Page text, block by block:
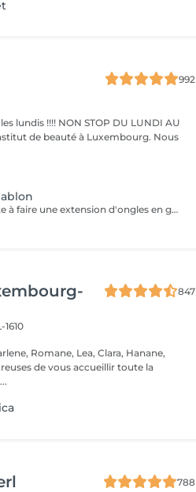
992
lundis !!!! NON STOP DU LUNDI AU
La pose de chablons consiste à faire une extension d'ongles en gel, sans avoir recours aux capsules. Prestation un peu plus longue que les capsules mais tres tres jolie :)
847
1610
Romane, Lea, Clara, Hanane,
de vous accueillir toute la
788